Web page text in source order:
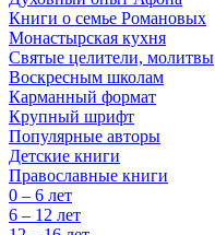
Книги о семье Романовых
Монастырская кухня
Святые целители, молитвы
Воскресным школам
Карманный формат
Крупный шрифт
Популярные авторы
Детские книги
Православные книги
0 – 6 лет
6 – 12 лет